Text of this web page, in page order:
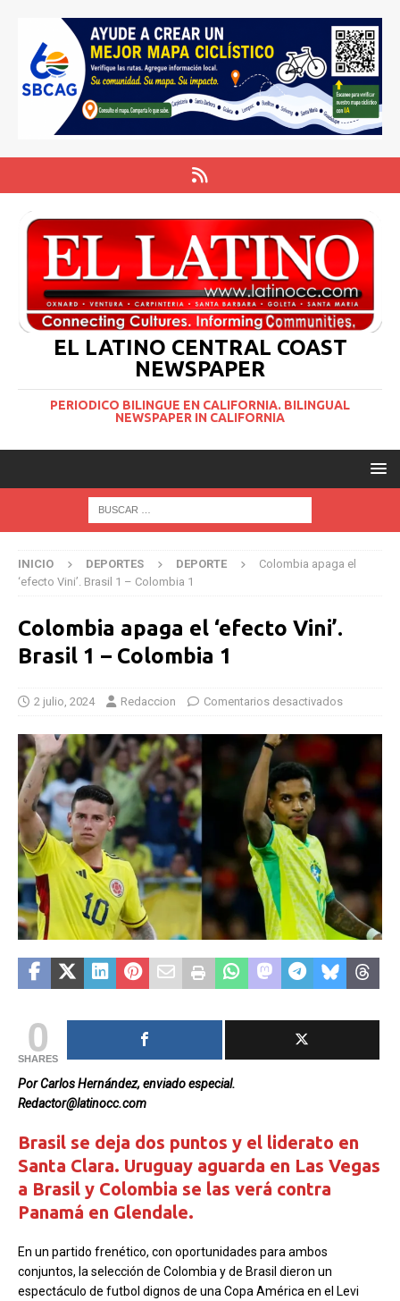
EL LATINO CENTRAL COAST
NEWSPAPER
PERIODICO BILINGUE EN CALIFORNIA. BILINGUAL
NEWSPAPER IN CALIFORNIA
INICIO DEPORTES DEPORTE
Colombia apaga el
‘efecto Vini’. Brasil 1 – Colombia 1
Colombia apaga el ‘efecto Vini’.
Brasil 1 – Colombia 1
2 julio, 2024 Redaccion Comentarios desactivados
0
SHARES
Por Carlos Hernández, enviado especial.
Redactor@latinocc.com
Brasil se deja dos puntos y el liderato en
Santa Clara. Uruguay aguarda en Las Vegas
a Brasil y Colombia se las verá contra
Panamá en Glendale.
En un partido frenético, con oportunidades para ambos
conjuntos, la selección de Colombia y de Brasil dieron un
espectáculo de futbol dignos de una Copa América en el Levi